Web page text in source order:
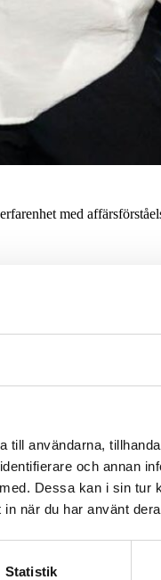
till användarna,
och annan
Dessa kan i sin tur
när du har använt
Statistik
med
FORWARD
och marknadens
mot behov. Vi
än ett brett nätverk.
Way arbetar vi